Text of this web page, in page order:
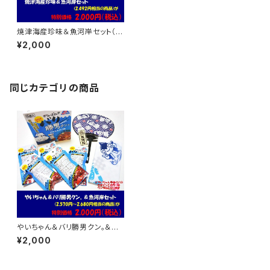
焼津海産珍味＆魚河岸セット（2,
492円相当の商品）
¥2,000
同じカテゴリの商品
やいちゃん＆バリ勝男クン。＆魚
河岸セット（2,570円～2,680円
相当の商品）
¥2,000